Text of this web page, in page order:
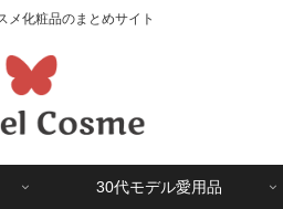
メ化粧品のまとめサイト
30代モデル愛用品